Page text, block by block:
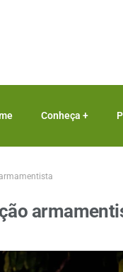
Conheça +